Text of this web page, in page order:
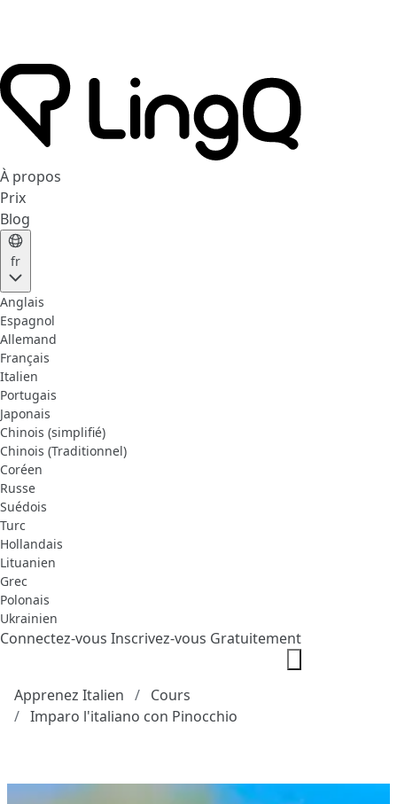
À propos
Prix
Blog
fr
Anglais
Espagnol
Allemand
Français
Italien
Portugais
Japonais
Chinois (simplifié)
Chinois (Traditionnel)
Coréen
Russe
Suédois
Turc
Hollandais
Lituanien
Grec
Polonais
Ukrainien
Connectez-vous Inscrivez-vous Gratuitement
Apprenez Italien
Cours
Imparo l'italiano con Pinocchio